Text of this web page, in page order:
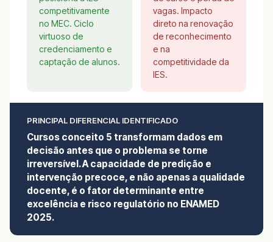
competitivamente
no MEC. Ciclo
virtuoso de
credenciamento e
captação de alunos.
vagas. Impacto
direto na renovação
de reconhecimento
e na
competitividade da
IES.
PRINCIPAL DIFERENCIAL IDENTIFICADO
Cursos conceito 5 transformam dados em
decisão antes que o problema se torne
irreversível. A capacidade de predição e
intervenção precoce, e não apenas a qualidade
docente, é o fator determinante entre
excelência e risco regulatório no ENAMED
2025.